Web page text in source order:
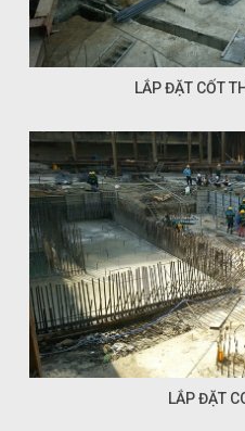
LẮP ĐẶT CỐT
LẮP ĐẶT